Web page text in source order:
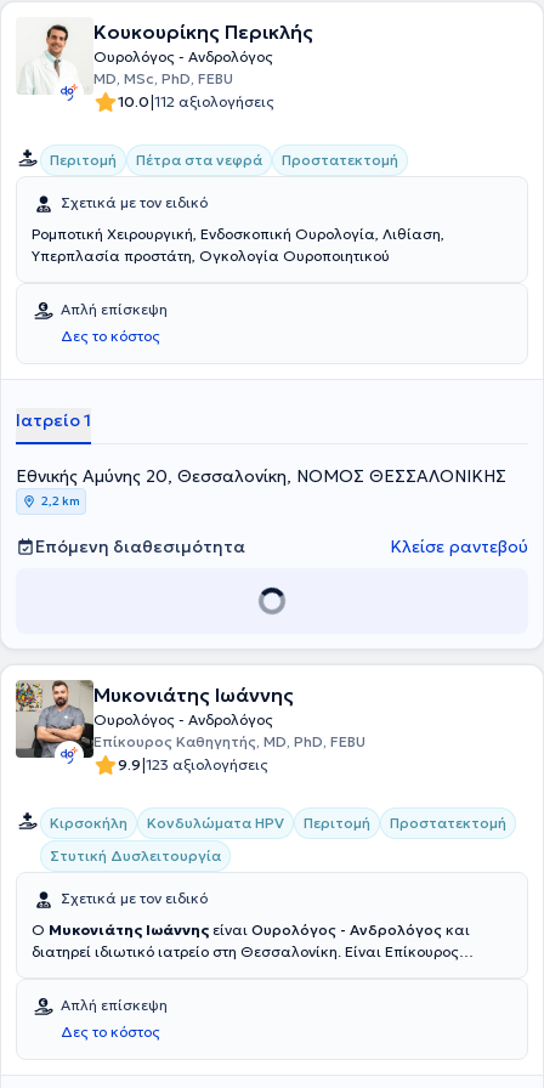
Κουκουρίκης Περικλής
Ουρολόγος - Ανδρολόγος
MD, MSc, PhD, FEBU
10.0|112 αξιολογήσεις
Περιτομή Πέτρα στα νεφρά Προστατεκτομή
Σχετικά με τον ειδικό
Ρομποτική Χειρουργική, Ενδοσκοπική Ουρολογία, Λιθίαση,
Υπερπλασία προστάτη, Ογκολογία Ουροποιητικού
Απλή επίσκεψη
Δες το κόστος
Ιατρείο 1
Εθνικής Αμύνης 20, Θεσσαλονίκη, ΝΟΜΟΣ ΘΕΣΣΑΛΟΝΙΚΗΣ
2,2 km
Επόμενη διαθεσιμότητα Κλείσε ραντεβού
Μυκονιάτης Ιωάννης
Ουρολόγος - Ανδρολόγος
Επίκουρος Καθηγητής, MD, PhD, FEBU
9.9|123 αξιολογήσεις
Κιρσοκήλη Κονδυλώματα HPV Περιτομή
Προστατεκτομή
Στυτική Δυσλειτουργία
Σχετικά με τον ειδικό
Ο Μυκονιάτης Ιωάννης είναι Ουρολόγος - Ανδρολόγος και
διατηρεί ιδιωτικό ιατρείο στη Θεσσαλονίκη. Eίναι Επίκουρος
Πανεπιστημίου Θεσσαλονίκης, ενώ προηγουμένως διετέλεσε
Επίκουρος Καθηγητής (Reader) Ανατομίας και Χειρουργικής
Ανατομίας στο αγγλόφωνο προπτυχιακό πρόγραμμα σπουδών,
καθώς και Ακαδημαϊκός Υπότροφος Ουρολογίας - Ανδρολογίας
Απλή επίσκεψη
Δες το κόστος